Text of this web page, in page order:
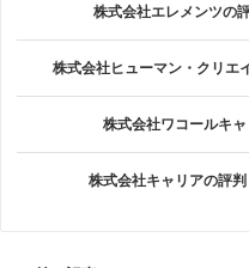
株式会社エレメンツの
株式会社ヒューマン・クリエ
株式会社ワコールキ
株式会社キャリアの評判